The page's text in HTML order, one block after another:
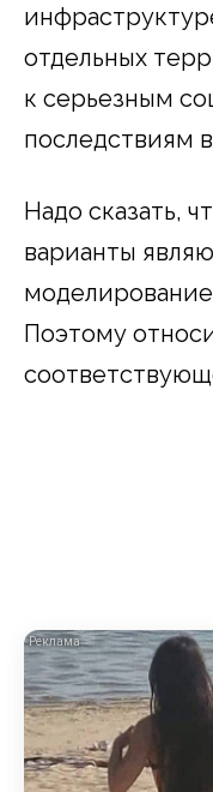
отдельных
к серьезным
последствиям
Надо сказать,
варианты
Поэтому